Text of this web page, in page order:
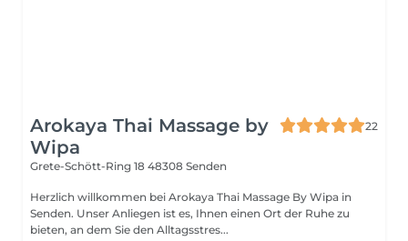
Arokaya Thai Massage by
Wipa
22
Grete-Schött-Ring 18 48308 Senden
Herzlich willkommen bei Arokaya Thai Massage By Wipa in
Senden. Unser Anliegen ist es, Ihnen einen Ort der Ruhe zu
bieten, an dem Sie den Alltagsstres...